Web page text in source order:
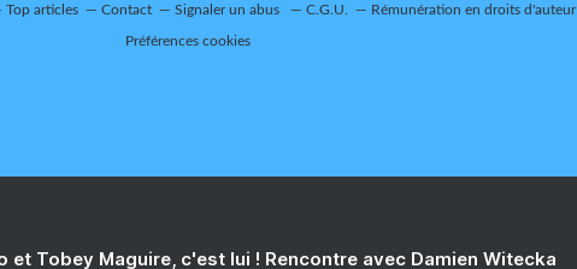
Top articles Contact Signaler un abus C.G.U. Rémunération en droits d'auteur
Préférences cookies
et Tobey Maguire, c'est lui ! Rencontre avec Damien Witecka